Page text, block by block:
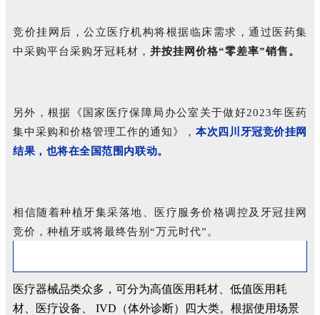
竞价挂网后，公立医疗机构将根据临床需求，通过医药集
中采购平台采购牙冠耗材， 并按挂网价格“零差率”销售。
另外，根据《国家医疗保障局办公室关于做好2023年医药
集中采购和价格管理工作的通知》，本次四川牙冠竞价挂网
结果，也将在全国范围内联动。
相信随着种植牙集采落地、医疗服务价格调控及牙冠挂网
竞价，种植牙或将最终告别“万元时代”。
医疗器械品类众多，可分为高值医用耗材、低值医用耗
材、医疗设备、 IVD（体外诊断）四大类。根据使用场景